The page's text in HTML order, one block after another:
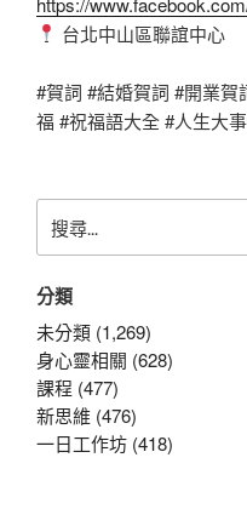
台北中山區聯誼中心
#賀詞 #結婚賀詞 #開業
福 #祝福語大全 #人生大
尋
鍵
字:
分類
未分類 (1,269)
身心靈相關 (628)
課程 (477)
新思維 (476)
一日工作坊 (418)